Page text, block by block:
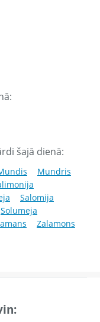
šajā dienā:
Mundris
Salomija
Solumeja
Zalamons